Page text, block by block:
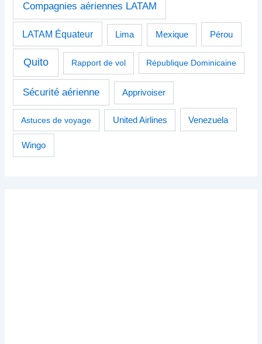
Compagnies aériennes LATAM
LATAM Équateur Lima Mexique Pérou
Quito Rapport de vol République Dominicaine
Sécurité aérienne Apprivoiser
Astuces de voyage United Airlines Venezuela
Wingo